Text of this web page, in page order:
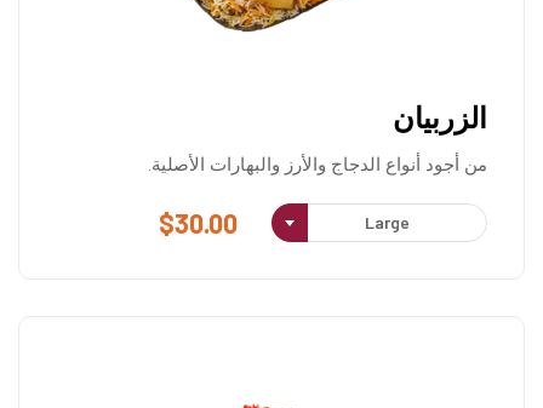
الزربيان
من أجود أنواع الدجاج والأرز والبهارات الأصلية.
Large
$30.00